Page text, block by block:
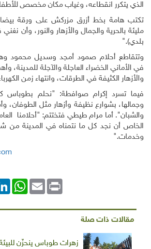
الذي يتكرر انقطاعه، وغياب مكان مخصص
تكتب هامة بخط أزرق مزركش على ورقة
مليئة بالحرية والجمال والأزهار والنور، وأن
بلدي)."
وتتقاطع أحلام صمود أمجد وسديل محمود
في الأماني الخضراء العاجلة والآجلة للمدينة،
والأزهار الكثيفة في الطرقات، وانتهاء زمن
فيما تسرد إكرام صوافطة: "نحلم بطوباس
وجمالها، بشوارع نظيفة وأزهار مثل الطوفان،
والشبان". أما مرام طيطي فتختتم: "أحلامنا
الخاص أن نجد كل ما نتمناه في المدينة من
وخدمات."
Email Print
مقالات ذات صلة
زهرات طوباس ينحزّن